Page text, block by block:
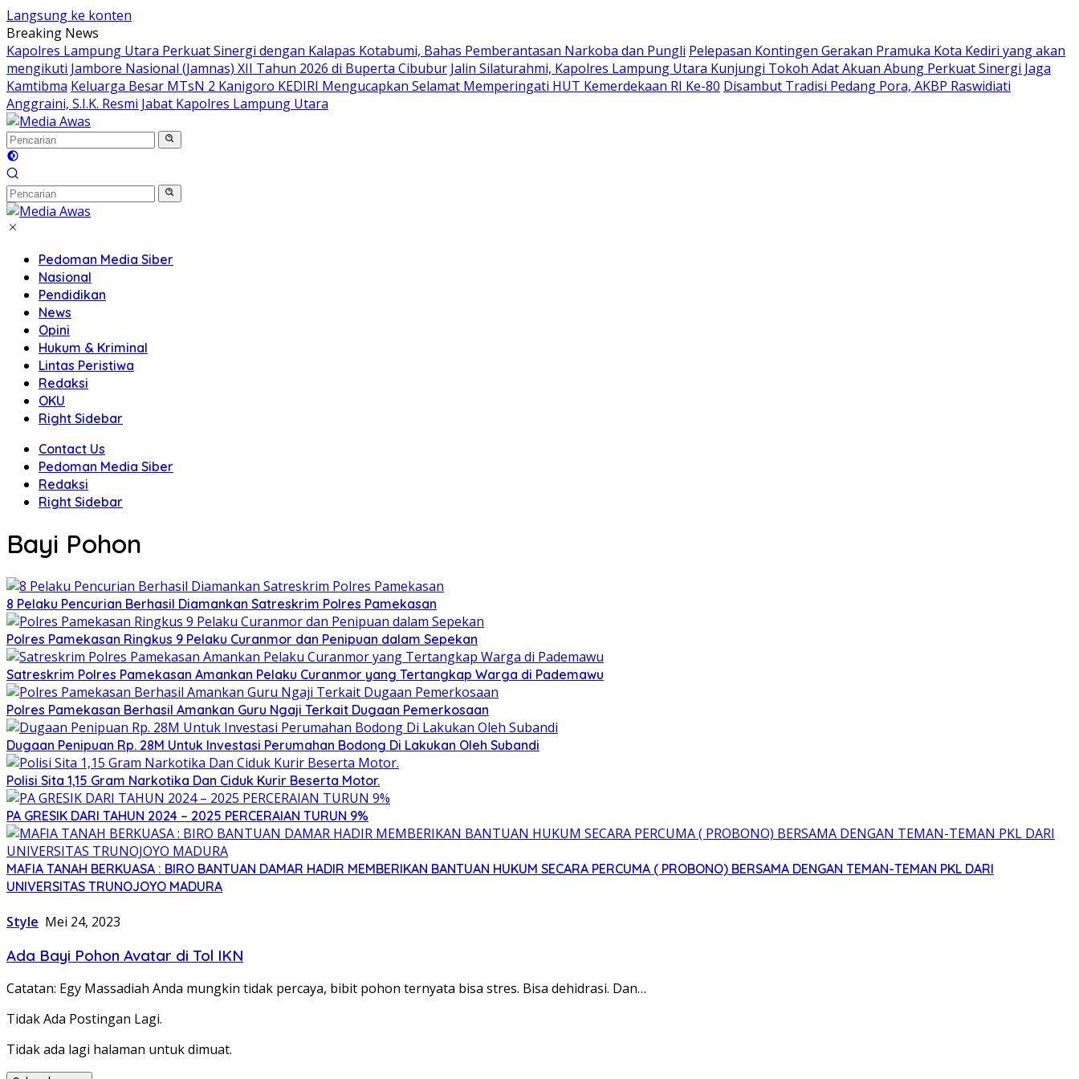
Langsung ke konten
Breaking News
Kapolres Lampung Utara Perkuat Sinergi dengan Kalapas Kotabumi, Bahas Pemberantasan Narkoba dan Pungli Pelepasan Kontingen Gerakan Pramuka Kota Kediri yang akan
mengikuti Jambore Nasional (Jamnas) XII Tahun 2026 di Buperta Cibubur Jalin Silaturahmi, Kapolres Lampung Utara Kunjungi Tokoh Adat Akuan Abung Perkuat Sinergi Jaga
Kamtibma Keluarga Besar MTsN 2 Kanigoro KEDIRI Mengucapkan Selamat Memperingati HUT Kemerdekaan RI Ke-80 Disambut Tradisi Pedang Pora, AKBP Raswidiati
Anggraini, S.I.K. Resmi Jabat Kapolres Lampung Utara
Pedoman Media Siber
Nasional
Pendidikan
News
Opini
Hukum & Kriminal
Lintas Peristiwa
Redaksi
OKU
Right Sidebar
Contact Us
Pedoman Media Siber
Redaksi
Right Sidebar
Bayi Pohon
8 Pelaku Pencurian Berhasil Diamankan Satreskrim Polres Pamekasan
Polres Pamekasan Ringkus 9 Pelaku Curanmor dan Penipuan dalam Sepekan
Satreskrim Polres Pamekasan Amankan Pelaku Curanmor yang Tertangkap Warga di Pademawu
Polres Pamekasan Berhasil Amankan Guru Ngaji Terkait Dugaan Pemerkosaan
Dugaan Penipuan Rp. 28M Untuk Investasi Perumahan Bodong Di Lakukan Oleh Subandi
Polisi Sita 1,15 Gram Narkotika Dan Ciduk Kurir Beserta Motor.
PA GRESIK DARI TAHUN 2024 – 2025 PERCERAIAN TURUN 9%
MAFIA TANAH BERKUASA : BIRO BANTUAN DAMAR HADIR MEMBERIKAN BANTUAN HUKUM SECARA PERCUMA ( PROBONO) BERSAMA DENGAN TEMAN-TEMAN PKL DARI
UNIVERSITAS TRUNOJOYO MADURA
Style Mei 24, 2023
Ada Bayi Pohon Avatar di Tol IKN
Catatan: Egy Massadiah Anda mungkin tidak percaya, bibit pohon ternyata bisa stres. Bisa dehidrasi. Dan…
Tidak Ada Postingan Lagi.
Tidak ada lagi halaman untuk dimuat.